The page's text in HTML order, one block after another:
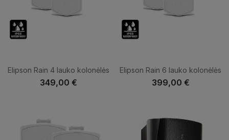
Elipson Rain 4 lauko kolonėlės
349,00 €
Elipson Rain 6 lauko kolonėlės
399,00 €